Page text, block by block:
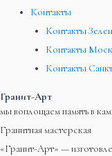
Контакты
Контакты
Контакты
Контакты
Гранит-Арт
мы воплощаем память в
Гранитная мастерская
«Гранит-Арт» —